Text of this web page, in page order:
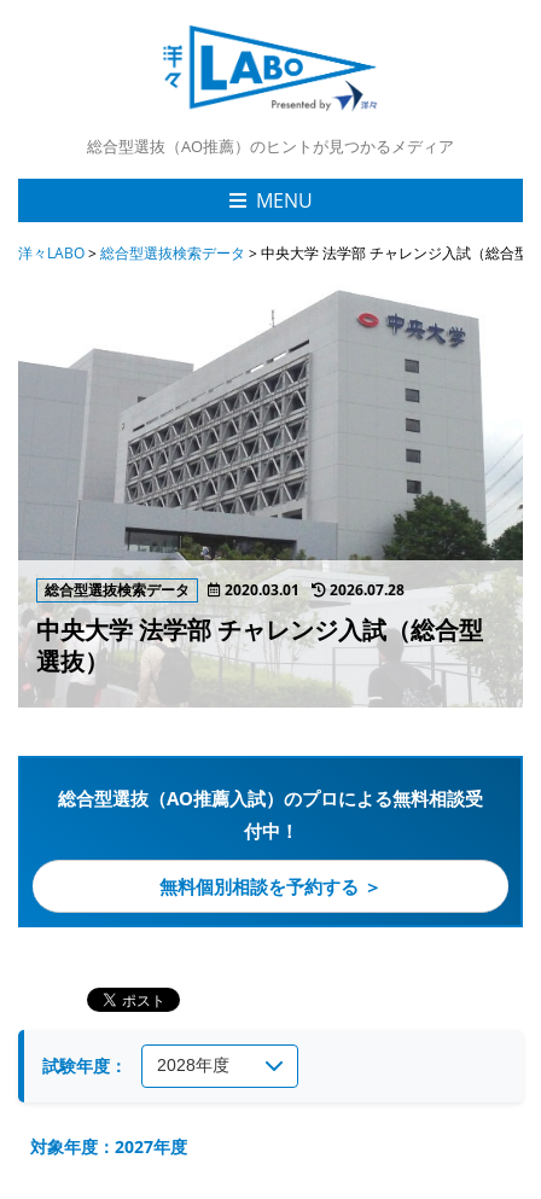
総合型選抜（AO推薦）のヒントが見つかるメディア
MENU
洋々LABO>総合型選抜検索データ >中央大学 法学部 チャレンジ入試（総合型
総合型選抜検索データ 2020.03.01 2026.07.28
中央大学 法学部 チャレンジ入試（総合型
選抜）
総合型選抜（AO推薦入試）のプロによる無料相談受
付中！
無料個別相談を予約する ＞
試験年度：
対象年度：2027年度